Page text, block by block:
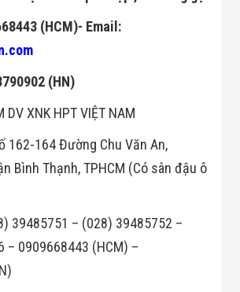
(HCM)- Email:
(HN)
DV XNK HPT VIỆT NAM
162-164 Đường Chu Văn An,
Bình Thạnh, TPHCM (Có sân đậu ô
39485751 – (028) 39485752 –
– 0909668443 (HCM) –